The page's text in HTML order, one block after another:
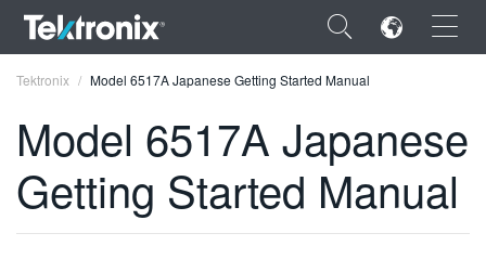
×
ENGLISH
Tektronix Model 6517A Japanese Getting Started Manual
Model 6517A Japanese
Getting Started Manual